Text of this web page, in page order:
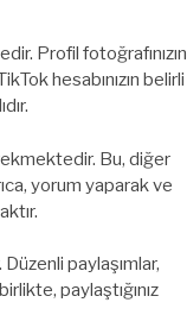
Profil fotoğrafınızın
hesabınızın belirli
Bu, diğer
yorum yaparak ve
paylaşımlar,
paylaştığınız